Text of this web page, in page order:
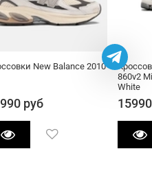
New Balance 2010
руб
860v2
White